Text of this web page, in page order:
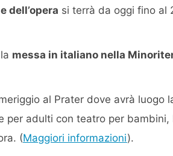
dell’opera si terrà da oggi fino al
messa in italiano nella
al Prater dove avrà luogo
per adulti con teatro per bambini,
(Maggiori informazioni).